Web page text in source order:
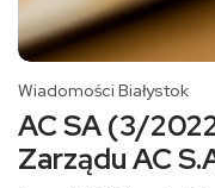
Wiadomości Białystok
AC SA (3/
Zarządu AC